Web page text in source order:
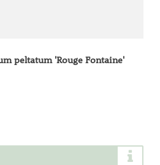
peltatum 'Rouge Fontaine'